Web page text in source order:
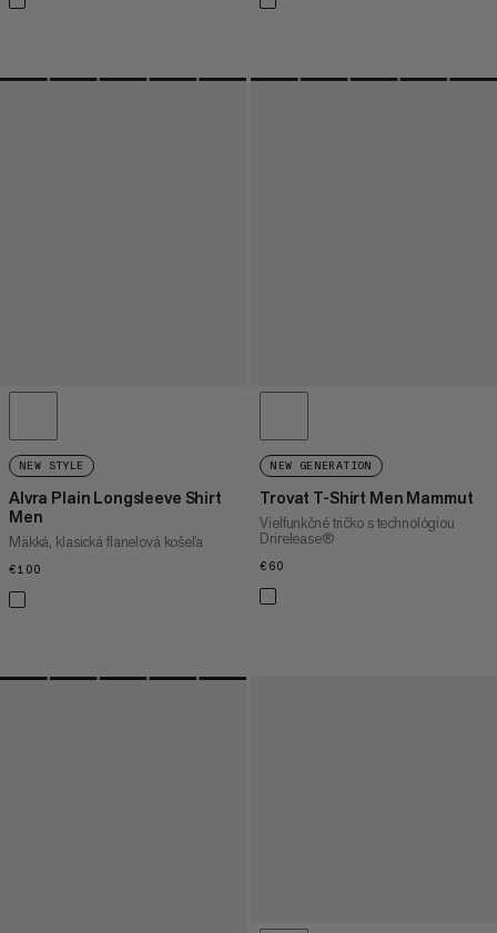
NEW STYLE
Alvra Plain Longsleeve Shirt
Men
Mäkká, klasická flanelová košeľa
€100
NEW GENERATION
Trovat T-Shirt Men Mammut
Vielfunkčné tričko s technológiou
Drirelease®
€60